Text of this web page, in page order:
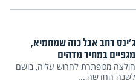
ג'ינס רחב אבל כזה שמחמיא,
מגפיים במחיר מדהים
חולצה מכופתרת לחרוש עליה, בושם
לשנה החדשה,...